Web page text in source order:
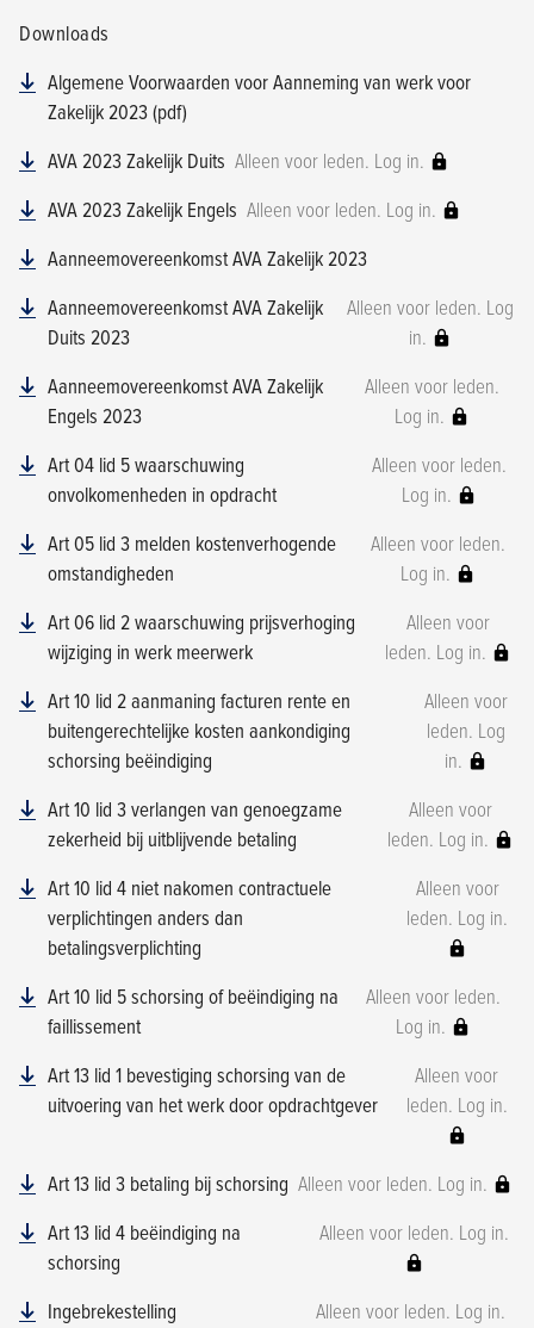
Downloads
Algemene Voorwaarden voor Aanneming van werk voor
Zakelijk 2023 (pdf)
AVA 2023 Zakelijk Duits Alleen voor leden. Log in.
AVA 2023 Zakelijk Engels Alleen voor leden. Log in.
Aanneemovereenkomst AVA Zakelijk 2023
Aanneemovereenkomst AVA Zakelijk
Duits 2023
Alleen voor leden. Log
in.
Aanneemovereenkomst AVA Zakelijk
Engels 2023
Alleen voor leden.
Log in.
Art 04 lid 5 waarschuwing
onvolkomenheden in opdracht
Alleen voor leden.
Log in.
Art 05 lid 3 melden kostenverhogende
omstandigheden
Alleen voor leden.
Log in.
Art 06 lid 2 waarschuwing prijsverhoging
wijziging in werk meerwerk
Alleen voor
leden. Log in.
Art 10 lid 2 aanmaning facturen rente en
buitengerechtelijke kosten aankondiging
schorsing beëindiging
Alleen voor
leden. Log
in.
Art 10 lid 3 verlangen van genoegzame
zekerheid bij uitblijvende betaling
Alleen voor
leden. Log in.
Art 10 lid 4 niet nakomen contractuele
verplichtingen anders dan
betalingsverplichting
Alleen voor
Art 10 lid 5 schorsing of beëindiging na
faillissement
Alleen voor leden.
Log in.
Art 13 lid 1 bevestiging schorsing van de
uitvoering van het werk door opdrachtgever
Alleen voor
Art 13 lid 3 betaling bij schorsing Alleen voor leden. Log in.
Art 13 lid 4 beëindiging na
schorsing
Ingebrekestelling